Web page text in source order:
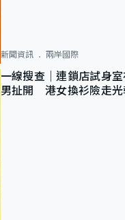
新聞資訊 兩岸國際
一線搜查｜連鎖店試身
男扯開 港女換衫險走